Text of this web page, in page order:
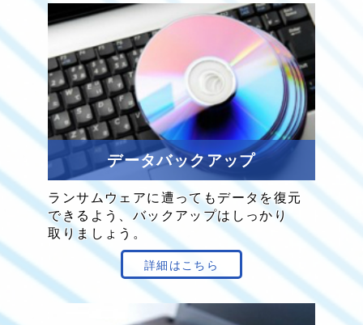
データバックアップ
ランサムウェアに遭ってもデータを復元
できる よう、バックアップは しっかり
取りましょう。
詳細はこちら